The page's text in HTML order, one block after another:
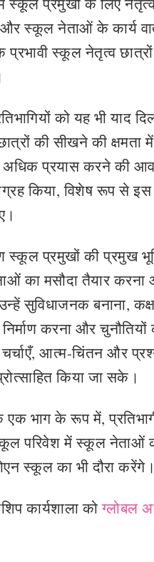
और स्कूल नेताओं के कार्य
प्रभावी स्कूल नेतृत्व
को यह भी याद
की सीखने की क्षमता
प्रयास करने की
किया, विशेष रूप से इस
स्कूल प्रमुखों की प्रमुख
का मसौदा तैयार करना
सुविधाजनक बनाना,
करना और
चर्चाएँ, आत्म-चिंतन और
किया जा सके।
एक भाग के रूप में,
परिवेश में स्कूल नेताओं
स्कूल का भी दौरा करेंगे।
कार्यशाला कोग्लोबल